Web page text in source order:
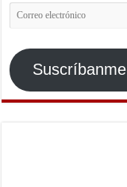
Correo
electrónico
Suscríbanme